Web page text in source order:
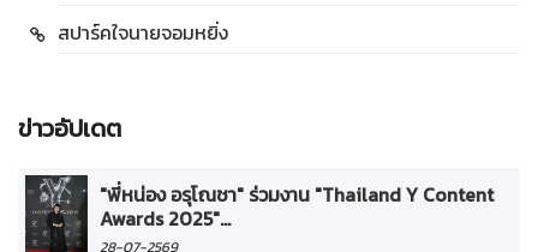
สปาร์คใจนายจอมหยิ่ง
ข่าวอัปเดต
"พี่หน่อง อรุโณชา" ร่วมงาน "Thailand Y Content
Awards 2025"...
28-07-2569